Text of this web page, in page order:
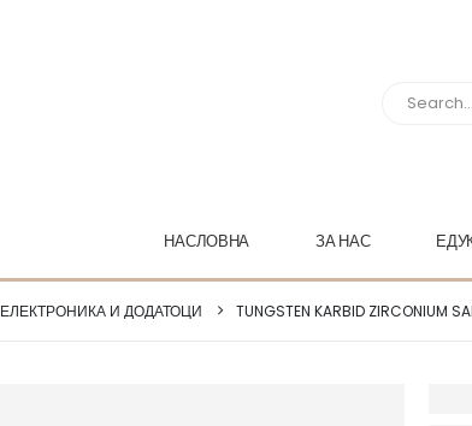
НАСЛОВНА ЗА НАС
ЕЛЕКТРОНИКА И ДОДАТОЦИ TUNGSTEN KARBID ZIRCONIUM